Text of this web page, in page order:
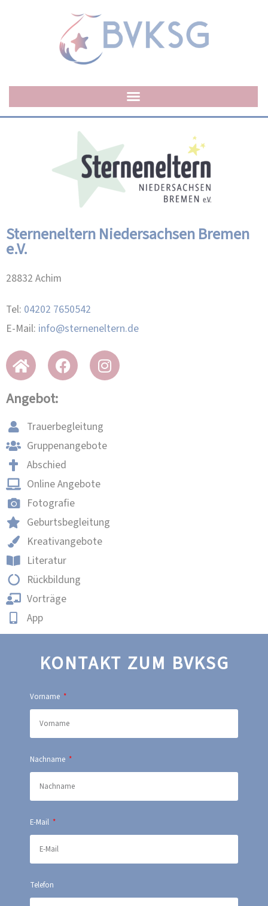
Sterneneltern Niedersachsen Bremen
e.V.
28832 Achim
Tel: 04202 7650542
E-Mail: info@sterneneltern.de
Angebot:
Trauerbegleitung
Gruppenangebote
Abschied
Online Angebote
Fotografie
Geburtsbegleitung
Kreativangebote
Literatur
Rückbildung
Vorträge
App
KONTAKT ZUM BVKSG
Vorname
Nachname
E-Mail
Telefon